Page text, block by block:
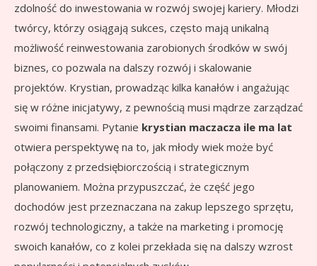
zdolność do inwestowania w rozwój swojej kariery. Młodzi
twórcy, którzy osiągają sukces, często mają unikalną
możliwość reinwestowania zarobionych środków w swój
biznes, co pozwala na dalszy rozwój i skalowanie
projektów. Krystian, prowadząc kilka kanałów i angażując
się w różne inicjatywy, z pewnością musi mądrze zarządzać
swoimi finansami. Pytanie krystian maczacza ile ma lat
otwiera perspektywę na to, jak młody wiek może być
połączony z przedsiębiorczością i strategicznym
planowaniem. Można przypuszczać, że część jego
dochodów jest przeznaczana na zakup lepszego sprzętu,
rozwój technologiczny, a także na marketing i promocję
swoich kanałów, co z kolei przekłada się na dalszy wzrost